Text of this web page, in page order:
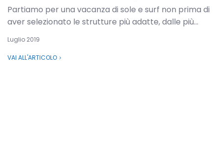
Partiamo per una vacanza di sole e surf non prima di
aver selezionato le strutture più adatte, dalle più...
Luglio 2019
VAI ALL'ARTICOLO